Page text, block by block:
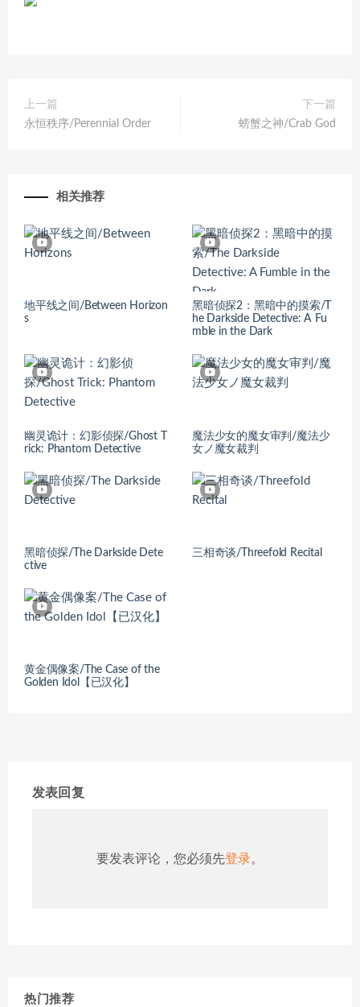
上一篇
永恒秩序/Perennial Order
下一篇
螃蟹之神/Crab God
相关推荐
地平线之间/Between Horizon
s
黑暗侦探2：黑暗中的摸索/T
he Darkside Detective: A Fu
mble in the Dark
幽灵诡计：幻影侦探/Ghost T
rick: Phantom Detective
魔法少女的魔女审判/魔法少
女ノ魔女裁判
黑暗侦探/The Darkside Dete
ctive
三相奇谈/Threefold Recital
黄金偶像案/The Case of the
Golden Idol【已汉化】
发表回复
要发表评论，您必须先登录。
热门推荐